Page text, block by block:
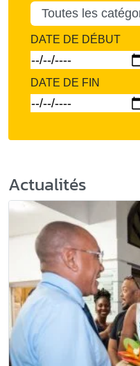
DATE DE DÉBUT
DATE DE FIN
Actualités